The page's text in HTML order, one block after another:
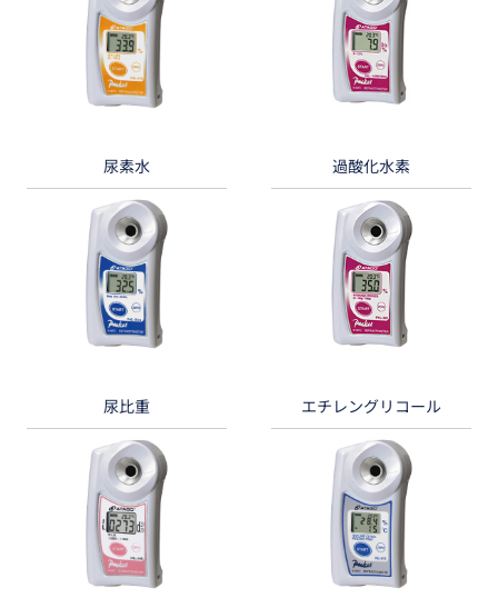
尿素水 過酸化水素
尿比重 エチレングリコール